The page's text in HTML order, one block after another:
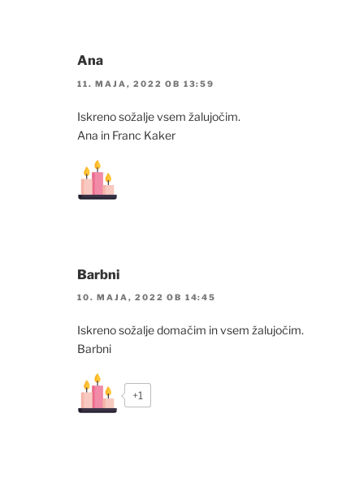
Ana
11. MAJA, 2022 OB 13:59
Iskreno sožalje vsem žalujočim.
Ana in Franc Kaker
Barbni
10. MAJA, 2022 OB 14:45
Iskreno sožalje domačim in vsem žalujočim.
Barbni
+1